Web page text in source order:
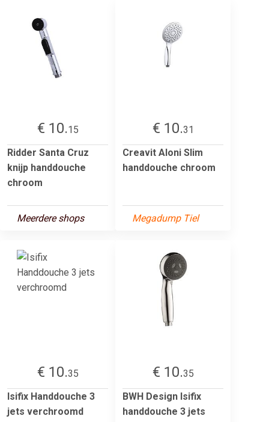
€ 10.15
Ridder Santa Cruz
knijp handdouche
chroom
Meerdere shops
€ 10.31
Creavit Aloni Slim
handdouche chroom
Megadump Tiel
€ 10.35
Isifix Handdouche 3
jets verchroomd
€ 10.35
BWH Design Isifix
handdouche 3 jets